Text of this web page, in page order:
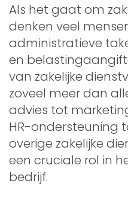
Als het gaat om
denken veel
administratieve
en
van zakelijke
zoveel meer dan
advies tot
HR-ondersteuning
overige zakelijke
een cruciale rol in
bedrijf.